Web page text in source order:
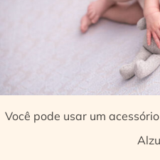
Você pode usar um